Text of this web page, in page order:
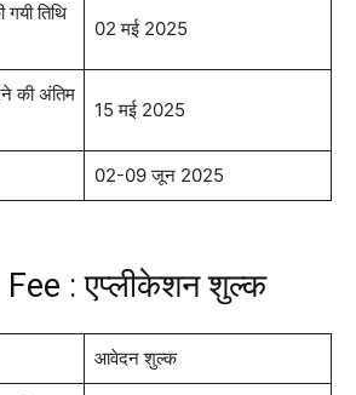
तिथि
02 मई 2025
की अंतिम
15 मई 2025
02-09 जून 2025
: एप्लीकेशन शुल्क
आवेदन शुल्क